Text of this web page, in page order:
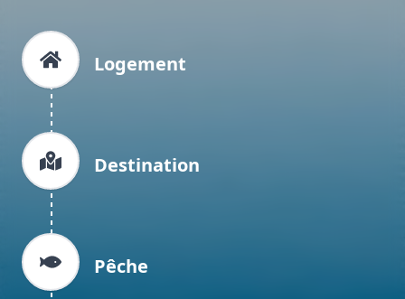
Logement
Destination
Pêche